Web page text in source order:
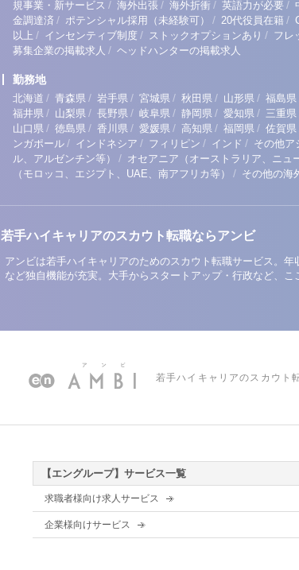
規事業・新サービス / 海外出張 / 海外折衝 / 英語力が必要 /
金調達済 / ポテンシャル採用（未経験可） / 20代役員在籍 /
以上 / インセンティブ制度 / ストックオプションあり / フレ
募集企業の掲載求人 / ヘッドハンターの掲載求人
勤務地
北海道 / 青森県 / 岩手県 / 宮城県 / 秋田県 / 山形県 / 福島県
福井県 / 山梨県 / 長野県 / 岐阜県 / 静岡県 / 愛知県 / 三重県
山口県 / 徳島県 / 香川県 / 愛媛県 / 高知県 / 福岡県 / 佐賀県
ンガポール / インドネシア / フィリピン / インド / その他ア
ル、アルゼンチン等）
/ オセアニア（オーストラリア、ニュ
（モロッコ、エジプト、UAE、南アフリカ等）
/ その他の海
若手ハイキャリアのスカウト転職ならアンビ
アンビは若手ハイキャリアのためのスカウト転職サービス。
など独自機能が充実。大手からスタートアップ・行政など、こ
若手ハイキャリアのスカウト
【エングループ】サービス一覧
求職者様向け求人サービス
企業様向けサービス